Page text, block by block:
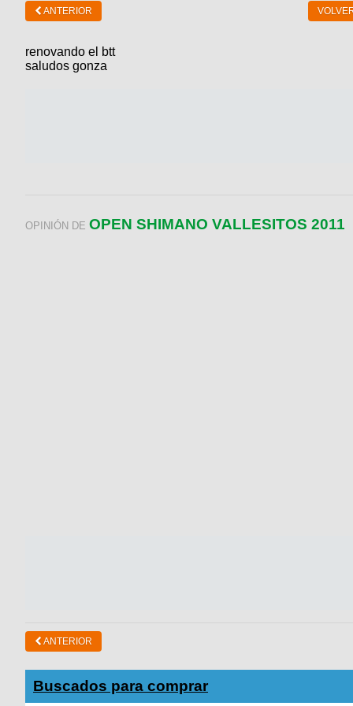
ANTERIOR
renovando el btt
saludos gonza
OPINIÓN DE OPEN SHIMANO VALLESITOS 2011
ANTERIOR
Buscados para comprar